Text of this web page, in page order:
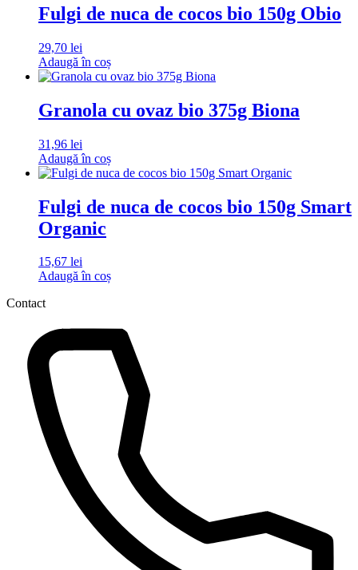
Fulgi de nuca de cocos bio 150g Obio
29,70 lei
Adaugă în coș
Granola cu ovaz bio 375g Biona
31,96 lei
Adaugă în coș
Fulgi de nuca de cocos bio 150g Smart
Organic
15,67 lei
Adaugă în coș
Contact